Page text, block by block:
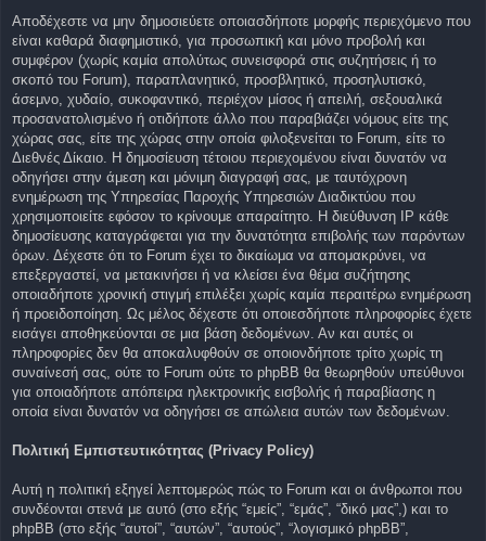
Αποδέχεστε να μην δημοσιεύετε οποιασδήποτε μορφής περιεχόμενο που
είναι καθαρά διαφημιστικό, για προσωπική και μόνο προβολή και
συμφέρον (χωρίς καμία απολύτως συνεισφορά στις συζητήσεις ή το
σκοπό του Forum), παραπλανητικό, προσβλητικό, προσηλυτισκό,
άσεμνο, χυδαίο, συκοφαντικό, περιέχον μίσος ή απειλή, σεξουαλικά
προσανατολισμένο ή οτιδήποτε άλλο που παραβιάζει νόμους είτε της
χώρας σας, είτε της χώρας στην οποία φιλοξενείται το Forum, είτε το
Διεθνές Δίκαιο. Η δημοσίευση τέτοιου περιεχομένου είναι δυνατόν να
οδηγήσει στην άμεση και μόνιμη διαγραφή σας, με ταυτόχρονη
ενημέρωση της Υπηρεσίας Παροχής Υπηρεσιών Διαδικτύου που
χρησιμοποιείτε εφόσον το κρίνουμε απαραίτητο. Η διεύθυνση IP κάθε
δημοσίευσης καταγράφεται για την δυνατότητα επιβολής των παρόντων
όρων. Δέχεστε ότι το Forum έχει το δικαίωμα να απομακρύνει, να
επεξεργαστεί, να μετακινήσει ή να κλείσει ένα θέμα συζήτησης
οποιαδήποτε χρονική στιγμή επιλέξει χωρίς καμία περαιτέρω ενημέρωση
ή προειδοποίηση. Ως μέλος δέχεστε ότι οποιεσδήποτε πληροφορίες έχετε
εισάγει αποθηκεύονται σε μια βάση δεδομένων. Αν και αυτές οι
πληροφορίες δεν θα αποκαλυφθούν σε οποιονδήποτε τρίτο χωρίς τη
συναίνεσή σας, ούτε το Forum ούτε το phpBB θα θεωρηθούν υπεύθυνοι
για οποιαδήποτε απόπειρα ηλεκτρονικής εισβολής ή παραβίασης η
οποία είναι δυνατόν να οδηγήσει σε απώλεια αυτών των δεδομένων.
Πολιτική Εμπιστευτικότητας (Privacy Policy)
Αυτή η πολιτική εξηγεί λεπτομερώς πώς το Forum και οι άνθρωποι που
συνδέονται στενά με αυτό (στο εξής “εμείς”, “εμάς”, “δικό μας”,) και το
phpBB (στο εξής “αυτοί”, “αυτών”, “αυτούς”, “λογισμικό phpBB”,